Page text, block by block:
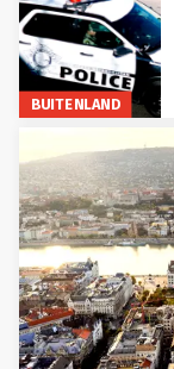
BUITENLAND